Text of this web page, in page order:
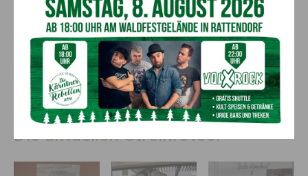
arbeiten, hätten tatsächlich 3 Stunden mehr Freizeit in der
Woche, aufs ganze Jahr gerechnet sind es 18 Tage. Mehr Zeit
für Erholung ist gerade in der Pflege ganz wichtig. Für
Teilzeitbeschäftigte – hier gibt es über 70 % in der Branche –
bedeutet es, dass sie automatisch ein höheres Gehalt hätten.
Die Stundenanzahl in der Woche würde gleich bleiben, sie
würden aber über 8% mehr Lohn/Gehalt bekommen.
Die aktuellen Streikfotos: